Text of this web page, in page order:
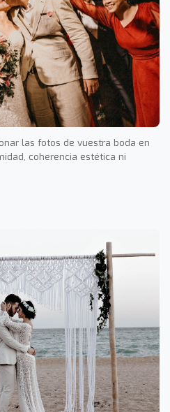
las fotos de vuestra boda en
coherencia estética ni